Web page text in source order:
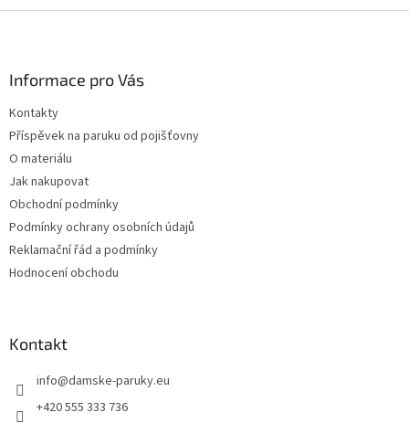
Informace pro Vás
Kontakty
Příspěvek na paruku od pojišťovny
O materiálu
Jak nakupovat
Obchodní podmínky
Podmínky ochrany osobních údajů
Reklamační řád a podmínky
Hodnocení obchodu
Kontakt
info@damske-paruky.eu
+420 555 333 736